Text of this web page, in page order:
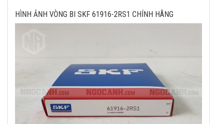
HÌNH ẢNH VÒNG BI SKF 61916-2RS1 CHÍNH HÃNG